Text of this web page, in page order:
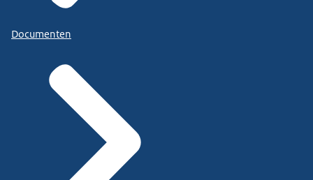
Documenten